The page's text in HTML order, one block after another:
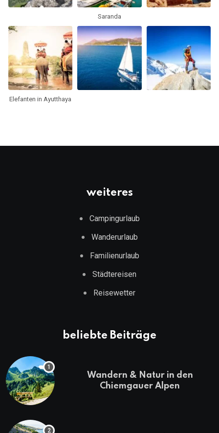
Saranda
Elefanten in Ayutthaya
weiteres
Campingurlaub
Wanderurlaub
Familienurlaub
Städtereisen
Reisewetter
beliebte Beiträge
Wandern & Natur in den
Chiemgauer Alpen